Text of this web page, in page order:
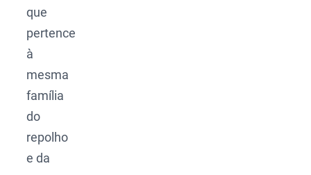
que
pertence
à
mesma
família
do
repolho
e da